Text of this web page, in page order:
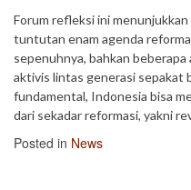
Forum refleksi ini
tuntutan enam agenda
sepenuhnya, bahkan beberapa
aktivis lintas generasi sepakat
fundamental, Indonesia bisa
dari sekadar reformasi, yakni
Posted in News